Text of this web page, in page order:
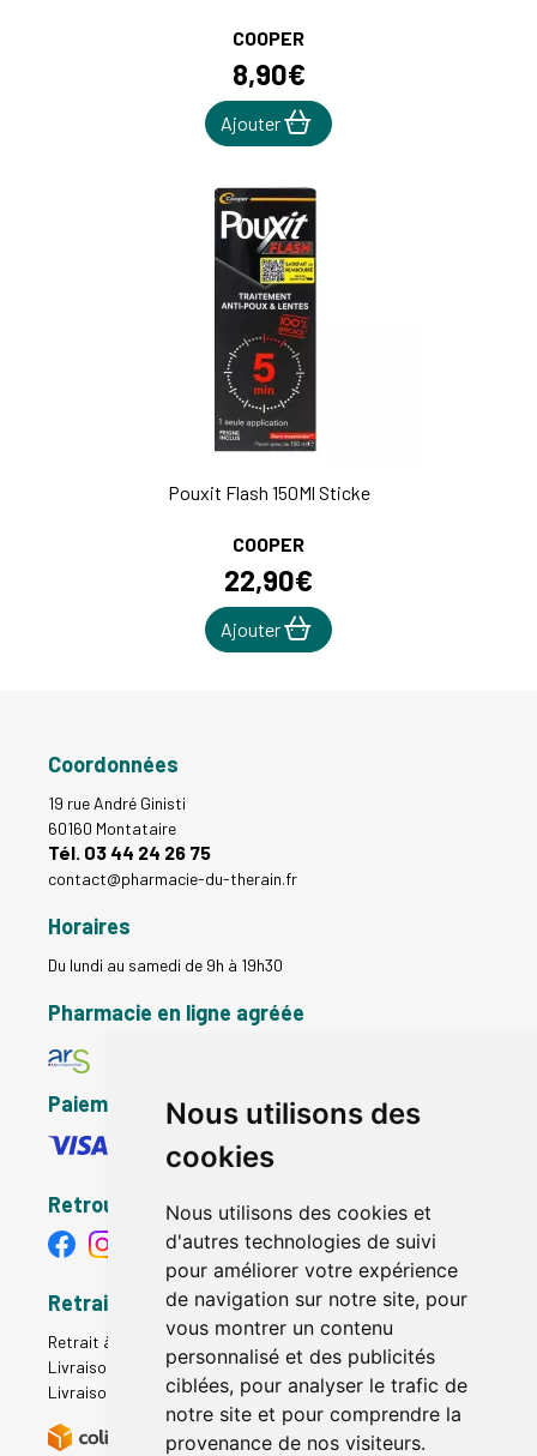
Nous utilisons des
cookies
Nous utilisons des cookies et
d'autres technologies de suivi
pour améliorer votre expérience
de navigation sur notre site, pour
vous montrer un contenu
personnalisé et des publicités
ciblées, pour analyser le trafic de
notre site et pour comprendre la
provenance de nos visiteurs.
COOPER
8,90€
Ajouter
Pouxit Flash 150Ml Sticke
COOPER
22,90€
Ajouter
Coordonnées
19 rue André Ginisti
60160 Montataire
Tél. 03 44 24 26 75
contact@pharmacie-du-therain.fr
Horaires
Du lundi au samedi de 9h à 19h30
Pharmacie en ligne agréée
Paiement sécurisé
Retrouvez-nous
Retrait - Livraison
Retrait à la pharmacie - Click & Collect
Livraison en Point Relais
Livraison à domicile